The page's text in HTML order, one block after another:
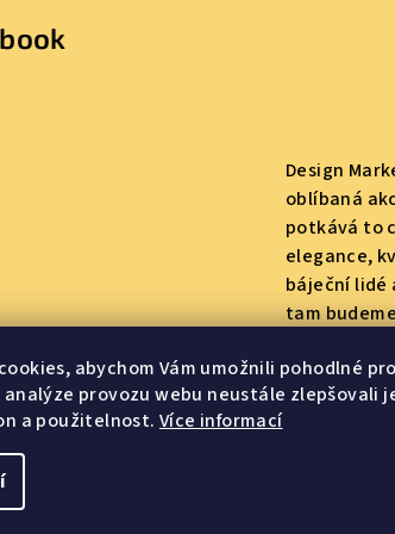
abychom Vám umožnili pohodlné
analýze provozu webu neustále zlepšovali
a použitelnost. Více informací
Design
oblíbaná
potkává to
elegance,
báječní lidé
tam
taky